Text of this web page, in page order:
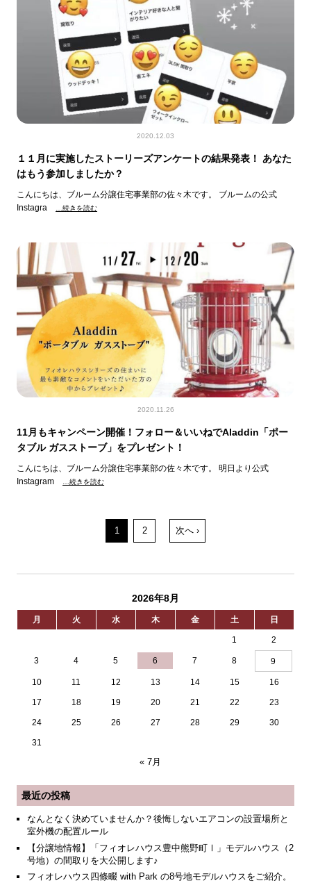
2020.12.03
１１月に実施したストーリーズアンケートの結果発表！ あなた
はもう参加しましたか？
こんにちは、ブルーム分譲住宅事業部の佐々木です。 ブルームの公式
Instagra
…続きを読む
2020.11.26
11月もキャンペーン開催！フォロー＆いいねでAladdin「ポー
タブル ガスストーブ」をプレゼント！
こんにちは、ブルーム分譲住宅事業部の佐々木です。 明日より公式
Instagram
…続きを読む
1 2 次へ ›
2026年8月
月 火 水 木 金 土 日
1 2
3 4 5 6 7 8 9
10 11 12 13 14 15 16
17 18 19 20 21 22 23
24 25 26 27 28 29 30
31
« 7月
最近の投稿
なんとなく決めていませんか？後悔しないエアコンの設置場所と
室外機の配置ルール
【分譲地情報】「フィオレハウス豊中熊野町Ⅰ」モデルハウス（2
号地）の間取りを大公開します♪
フィオレハウス四條畷 with Park の8号地モデルハウスをご紹介。